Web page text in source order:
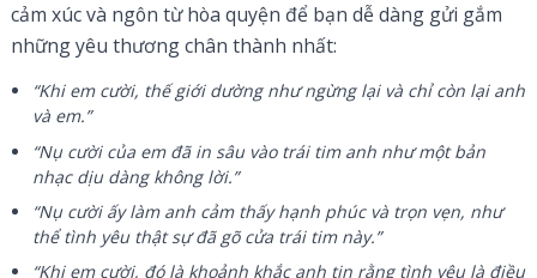
cảm xúc và ngôn từ hòa quyện để bạn dễ dàng gửi gắm
những yêu thương chân thành nhất:
“Khi em cười, thế giới dường như ngừng lại và chỉ còn lại anh
và em.”
“Nụ cười của em đã in sâu vào trái tim anh như một bản
nhạc dịu dàng không lời.”
“Nụ cười ấy làm anh cảm thấy hạnh phúc và trọn vẹn, như
thể tình yêu thật sự đã gõ cửa trái tim này.”
“Khi em cười, đó là khoảnh khắc anh tin rằng tình yêu là điều